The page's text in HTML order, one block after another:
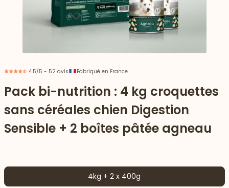
4.5/5 - 52 avis Fabriqué en France
Pack bi-nutrition : 4 kg croquettes
sans céréales chien Digestion
Sensible + 2 boîtes pâtée agneau
4kg + 2 x 400g